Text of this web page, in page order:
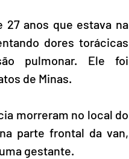
27 anos que estava na
dores torácicas
pulmonar. Ele foi
de Minas.
morreram no local do
parte frontal da van,
gestante.